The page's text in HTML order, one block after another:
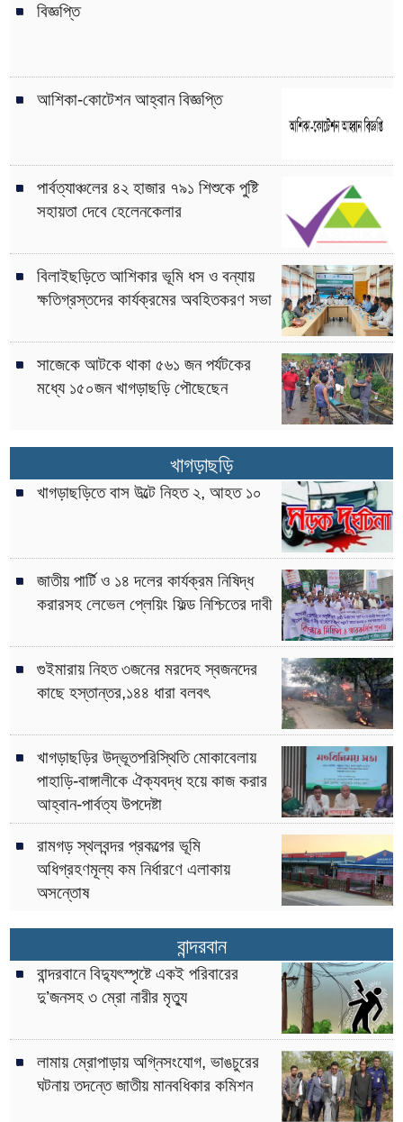
বিজ্ঞপ্তি
আশিকা-কোটেশন আহ্বান বিজ্ঞপ্তি
পার্বত্যাঞ্চলের ৪২ হাজার ৭৯১ শিশুকে পুষ্টি
সহায়তা দেবে হেলেনকেলার
বিলাইছড়িতে আশিকার ভূমি ধস ও বন্যায়
ক্ষতিগ্রস্তদের কার্যক্রমের অবহিতকরণ সভা
সাজেকে আটকে থাকা ৫৬১ জন পর্যটকের
মধ্যে ১৫০জন খাগড়াছড়ি পৌছেছেন
খাগড়াছড়ি
খাগড়াছড়িতে বাস উল্টে নিহত ২, আহত ১০
জাতীয় পার্টি ও ১৪ দলের কার্যক্রম নিষিদ্ধ
করারসহ লেভেল প্লেয়িং ফিল্ড নিশ্চিতের দাবী
গুইমারায় নিহত ৩জনের মরদেহ স্বজনদের
কাছে হস্তান্তর,১৪৪ ধারা বলবৎ
খাগড়াছড়ির উদ্ভূতপরিস্থিতি মোকাবেলায়
পাহাড়ি-বাঙ্গালীকে ঐক্যবদ্ধ হয়ে কাজ করার
আহ্বান-পার্বত্য উপদেষ্টা
রামগড় স্থলবন্দর প্রকল্পের ভূমি
অধিগ্রহণমূল্য কম নির্ধারণে এলাকায়
অসন্তোষ
বান্দরবান
বান্দরবানে বিদ্যুৎস্পৃষ্টে একই পরিবারের
দু’জনসহ ৩ ম্রো নারীর মৃত্যু
লামায় ম্রোপাড়ায় অগ্নিসংযোগ, ভাঙচুরের
ঘটনায় তদন্তে জাতীয় মানবধিকার কমিশন